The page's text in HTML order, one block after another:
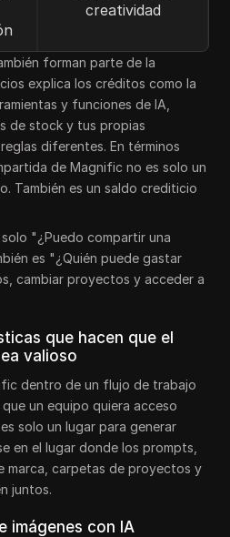
creatividad
forman parte de la
explica los créditos como la
y funciones de IA,
de stock y tus propias
diferentes. En términos
de Magnific no es solo un
También es un saldo crediticio
"¿Puedo compartir una
es "¿Quién puede gastar
cambiar proyectos y acceder a
que hacen que el
valioso
dentro de un flujo de trabajo
un equipo quiera acceso
solo un lugar para generar
en el lugar donde los prompts,
marca, carpetas de proyectos y
juntos.
imágenes con IA